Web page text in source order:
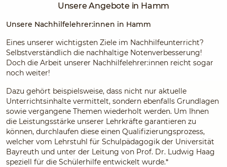
Unsere Angebote in Hamm
Unsere Nachhilfelehrer:innen in Hamm
Eines unserer wichtigsten Ziele im Nachhilfeunterricht?
Selbstverständlich die nachhaltige Notenverbesserung!
Doch die Arbeit unserer Nachhilfelehrer:innen reicht sogar
noch weiter!
Dazu gehört beispielsweise, dass nicht nur aktuelle
Unterrichtsinhalte vermittelt, sondern ebenfalls Grundlagen
sowie vergangene Themen wiederholt werden. Um Ihnen
die Leistungsstärke unserer Lehrkräfte garantieren zu
können, durchlaufen diese einen Qualifizierungsprozess,
welcher vom Lehrstuhl für Schulpädagogik der Universität
Bayreuth und unter der Leitung von Prof. Dr. Ludwig Haag
speziell für die Schülerhilfe entwickelt wurde.*